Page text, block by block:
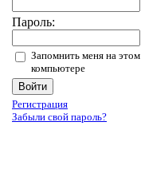
Пароль:
Запомнить меня на этом
компьютере
Регистрация
Забыли свой пароль?